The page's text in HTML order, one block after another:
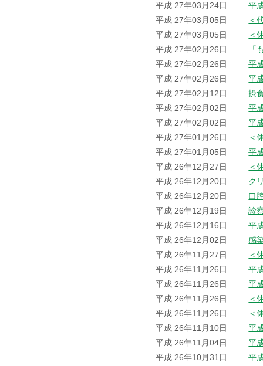
平成 27年03月24日
平
平成 27年03月05日
＜
平成 27年03月05日
＜
平成 27年02月26日
「
平成 27年02月26日
平
平成 27年02月26日
平
平成 27年02月12日
摂
平成 27年02月02日
平
平成 27年02月02日
平
平成 27年01月26日
＜
平成 27年01月05日
平
平成 26年12月27日
＜
平成 26年12月20日
ク
平成 26年12月20日
口
平成 26年12月19日
診
平成 26年12月16日
平
平成 26年12月02日
感
平成 26年11月27日
＜
平成 26年11月26日
平
平成 26年11月26日
平
平成 26年11月26日
＜
平成 26年11月26日
＜
平成 26年11月10日
平
平成 26年11月04日
平
平成 26年10月31日
平